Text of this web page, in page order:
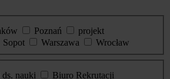
Poznań
projekt
Sopot Warszawa
Wrocław
nauki
Biuro Rekrutacji